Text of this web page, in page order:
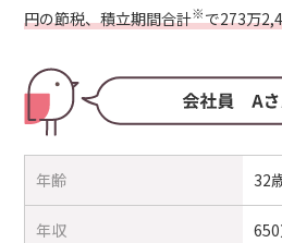
円の節税、積立期間合計※で273万
年齢 32
年収